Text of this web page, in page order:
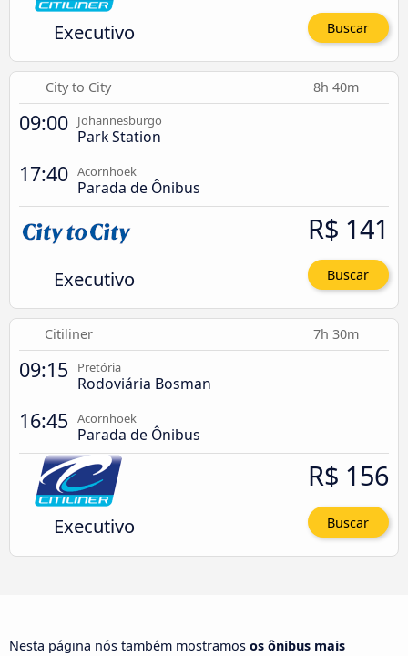
Executivo Buscar
City to City 8h 40m
09:00 Johannesburgo
Park Station
17:40 Acornhoek
Parada de Ônibus
Executivo
R$ 141
Buscar
Citiliner 7h 30m
09:15 Pretória
Rodoviária Bosman
16:45 Acornhoek
Parada de Ônibus
Executivo
R$ 156
Buscar
Nesta página nós também mostramos os ônibus mais